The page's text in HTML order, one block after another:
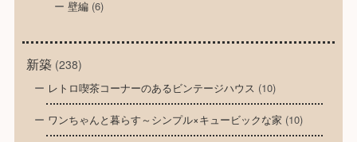
壁編(6)
新築(238)
レトロ喫茶コーナーのあるビンテージハウス (10)
ワンちゃんと暮らす～シンプル×キュービックな家 (10)